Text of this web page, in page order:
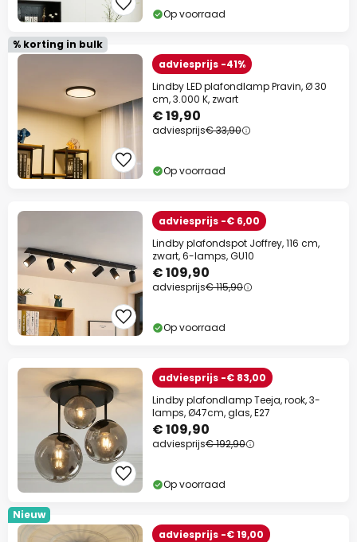
Op voorraad
% korting in bulk
adviesprijs -41%
Lindby LED plafondlamp Pravin, Ø 30
cm, 3.000 K, zwart
€ 19,90
adviesprijs€ 33,90
Op voorraad
adviesprijs -€ 6,00
Lindby plafondspot Joffrey, 116 cm,
zwart, 6-lamps, GU10
€ 109,90
adviesprijs€ 115,90
Op voorraad
adviesprijs -€ 83,00
Lindby plafondlamp Teeja, rook, 3-
lamps, Ø47cm, glas, E27
€ 109,90
adviesprijs€ 192,90
Op voorraad
Nieuw
adviesprijs -€ 19,00